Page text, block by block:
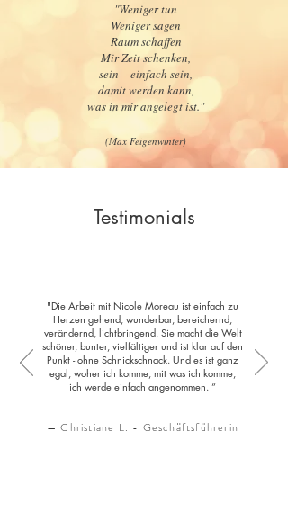
"Weniger tun
Weniger sagen
Raum schaffen
Mir Zeit schenken,
sein – einfach sein,
damit werden kann,
was in mir angelegt ist."
(Max Feigenwinter)
Testimonials
"Die Arbeit mit Nicole Moreau ist einfach zu
Herzen gehend, wunderbar, bereichernd,
verändernd, lichtbringend. Sie macht die Welt
schöner, bunter, vielfältiger und ist klar auf den
Punkt - ohne Schnickschnack. Und es ist ganz
egal, woher ich komme, mit was ich komme,
ich werde einfach angenommen. ”
— Christiane L. - Geschäftsführerin